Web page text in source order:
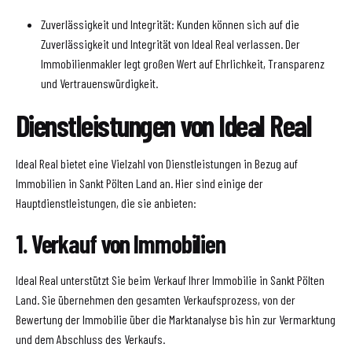
Zuverlässigkeit und Integrität: Kunden können sich auf die
Zuverlässigkeit und Integrität von Ideal Real verlassen. Der
Immobilienmakler legt großen Wert auf Ehrlichkeit, Transparenz
und Vertrauenswürdigkeit.
Dienstleistungen von Ideal Real
Ideal Real bietet eine Vielzahl von Dienstleistungen in Bezug auf
Immobilien in Sankt Pölten Land an. Hier sind einige der
Hauptdienstleistungen, die sie anbieten:
1. Verkauf von Immobilien
Ideal Real unterstützt Sie beim Verkauf Ihrer Immobilie in Sankt Pölten
Land. Sie übernehmen den gesamten Verkaufsprozess, von der
Bewertung der Immobilie über die Marktanalyse bis hin zur Vermarktung
und dem Abschluss des Verkaufs.